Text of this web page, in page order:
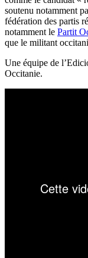
soutenu notamment
fédération des partis
notamment le Partit
que le militant
Une équipe de
Occitanie.